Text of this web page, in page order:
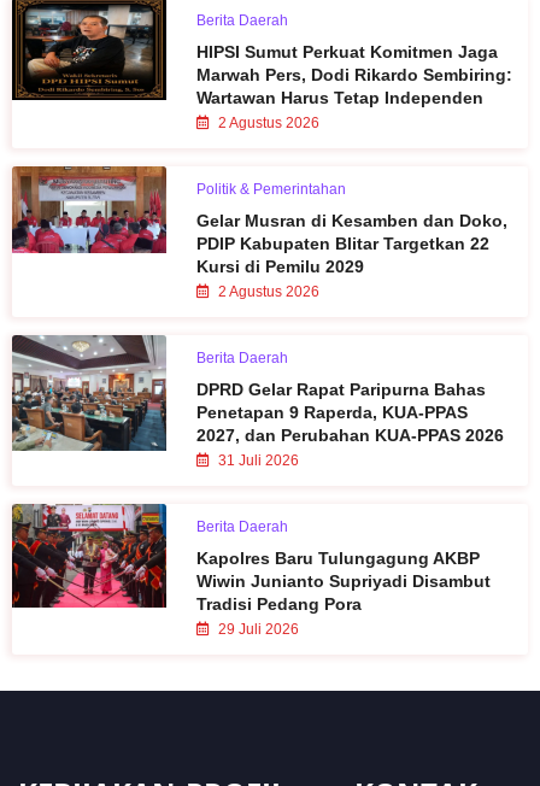
Berita Daerah
HIPSI Sumut Perkuat Komitmen Jaga
Marwah Pers, Dodi Rikardo Sembiring:
Wartawan Harus Tetap Independen
2 Agustus 2026
Politik & Pemerintahan
Gelar Musran di Kesamben dan Doko,
PDIP Kabupaten Blitar Targetkan 22
Kursi di Pemilu 2029
2 Agustus 2026
Berita Daerah
DPRD Gelar Rapat Paripurna Bahas
Penetapan 9 Raperda, KUA-PPAS
2027, dan Perubahan KUA-PPAS 2026
31 Juli 2026
Berita Daerah
Kapolres Baru Tulungagung AKBP
Wiwin Junianto Supriyadi Disambut
Tradisi Pedang Pora
29 Juli 2026